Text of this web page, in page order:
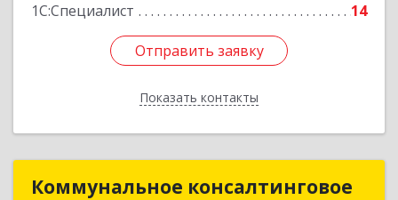
1С:Специалист
14
Отправить заявку
Показать контакты
Отправить заявку
Назад
Коммунальное консалтинговое
Коммунальное консалтинговое